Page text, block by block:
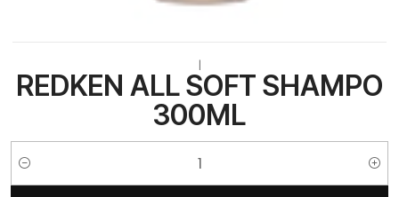
REDKEN ALL SOFT SHAMPO
300ML
Cantidad